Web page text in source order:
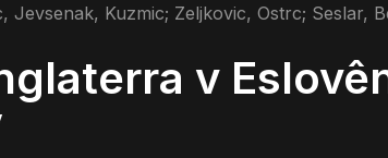
Jevsenak, Kuzmic; Zeljkovic, Ostrc; Seslar,
v